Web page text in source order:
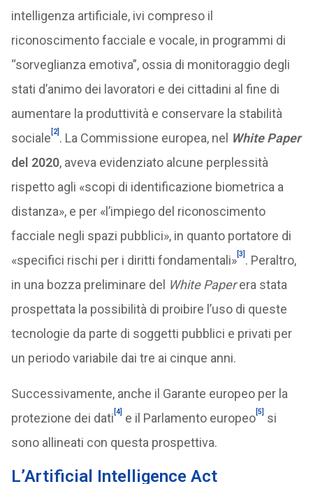
intelligenza artificiale, ivi compreso il
riconoscimento facciale e vocale, in programmi di
“sorveglianza emotiva”, ossia di monitoraggio degli
stati d’animo dei lavoratori e dei cittadini al fine di
aumentare la produttività e conservare la stabilità
sociale [2] . La Commissione europea, nel White Paper
del 2020, aveva evidenziato alcune perplessità
rispetto agli «scopi di identificazione biometrica a
distanza», e per «l’impiego del riconoscimento
facciale negli spazi pubblici», in quanto portatore di
«specifici rischi per i diritti fondamentali»[3] . Peraltro,
in una bozza preliminare del White Paperera stata
prospettata la possibilità di proibire l’uso di queste
tecnologie da parte di soggetti pubblici e privati per
un periodo variabile dai tre ai cinque anni.
Successivamente, anche il Garante europeo per la
protezione dei dati [4] e il Parlamento europeo[5]
si
sono allineati con questa prospettiva.
L’Artificial Intelligence Act